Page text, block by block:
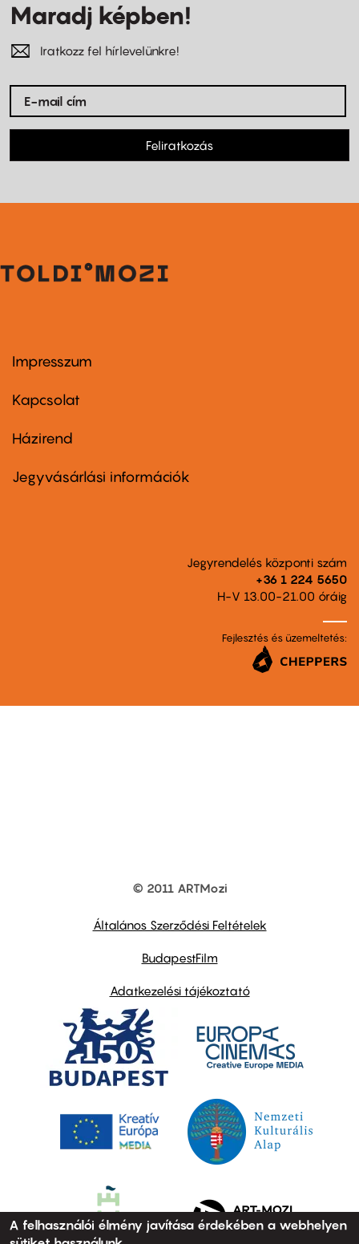
Maradj képben!
Iratkozz fel hírlevelünkre!
Feliratkozás
Footer
first
Impresszum
Kapcsolat
Footer
second
Házirend
Jegyvásárlási információk
Jegyrendelés központi szám
+36 1 224 5650
H-V 13.00-21.00 óráig
Fejlesztés és üzemeltetés:
© 2011 ARTMozi
Általános Szerződési Feltételek
BudapestFilm
Adatkezelési tájékoztató
A felhasználói élmény javítása érdekében a webhelyen